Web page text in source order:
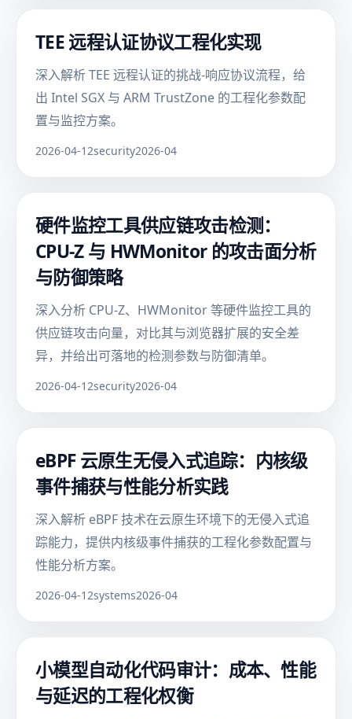
TEE 远程认证协议工程化实现
深入解析 TEE 远程认证的挑战-响应协议流程，给
出 Intel SGX 与 ARM TrustZone 的工程化参数配
置与监控方案。
2026-04-12security2026-04
硬件监控工具供应链攻击检测：
CPU-Z 与 HWMonitor 的攻击面分析
与防御策略
深入分析 CPU-Z、HWMonitor 等硬件监控工具的
供应链攻击向量，对比其与浏览器扩展的安全差
异，并给出可落地的检测参数与防御清单。
2026-04-12security2026-04
eBPF 云原生无侵入式追踪：内核级
事件捕获与性能分析实践
深入解析 eBPF 技术在云原生环境下的无侵入式追
踪能力，提供内核级事件捕获的工程化参数配置与
性能分析方案。
2026-04-12systems2026-04
小模型自动化代码审计：成本、性能
与延迟的工程化权衡